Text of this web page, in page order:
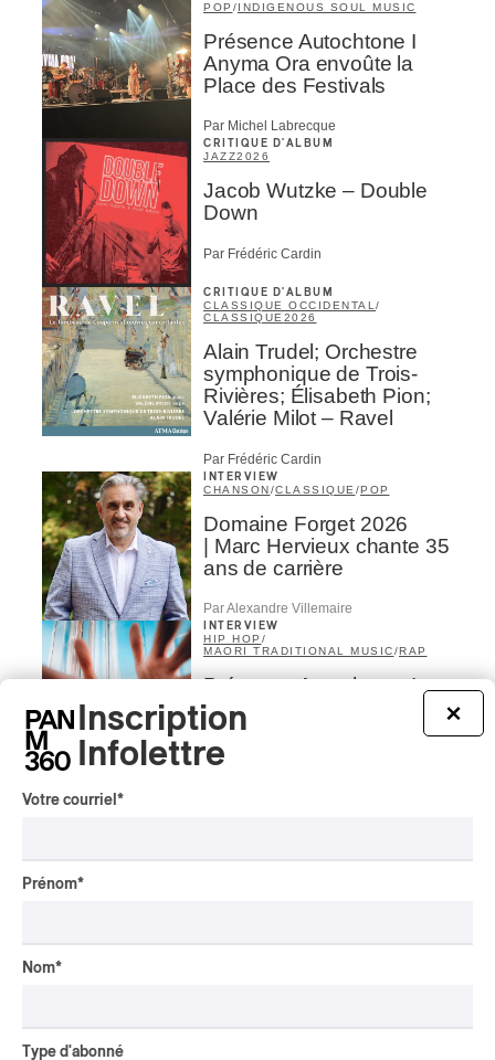
POP /INDIGENOUS SOUL MUSIC
Présence Autochtone I
Anyma Ora envoûte la
Place des Festivals
Par Michel Labrecque
CRITIQUE D'ALBUM
JAZZ2026
Jacob Wutzke – Double
Down
Par Frédéric Cardin
CRITIQUE D'ALBUM
CLASSIQUE OCCIDENTAL/
CLASSIQUE2026
Alain Trudel; Orchestre
symphonique de Trois-
Rivières; Élisabeth Pion;
Valérie Milot – Ravel
Par Frédéric Cardin
INTERVIEW
CHANSON/CLASSIQUE /POP
Domaine Forget 2026
| Marc Hervieux chante 35
ans de carrière
Par Alexandre Villemaire
INTERVIEW
HIP HOP /
MAORI TRADITIONAL MUSIC/RAP
Présence Autochtone I
Rei: décoloniser par le rap
maori, procurer du
bonheur
Concerts aux Îles du Bic
×
Inscription
Infolettre
Votre courriel *
Prénom*
Nom*
Type d'abonné